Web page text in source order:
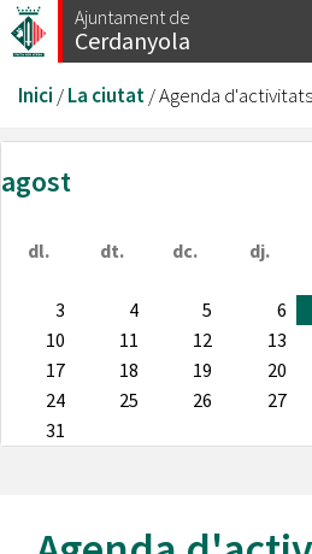
Vés
al
Ajuntament de
Cerdanyola
Esteu
aquí
Inici /La ciutat/Agenda d'activitats
agost
dl. dt. dc. dj.
3
4 5 6
10
11 12 13
17
18 19 20
24
25 26 27
31